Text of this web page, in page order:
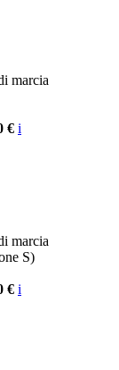
marcia
€ i
marcia
S)
€ i